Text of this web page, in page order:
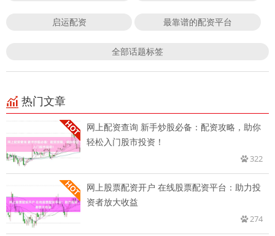
启运配资 最靠谱的配资平台
全部话题标签
热门文章
网上配资查询 新手炒股必备：配资攻略，助你
轻松入门股市投资！
322
网上股票配资开户 在线股票配资平台：助力投
资者放大收益
274